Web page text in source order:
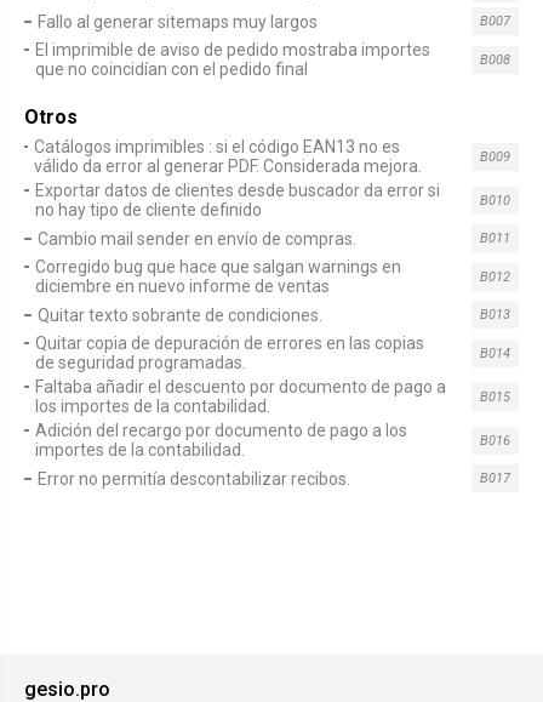
Fallo al generar sitemaps muy largos B007
El imprimible de aviso de pedido mostraba importes
que no coincidían con el pedido final
B008
Otros
Catálogos imprimibles : si el código EAN13 no es
válido da error al generar PDF. Considerada mejora.
B009
Exportar datos de clientes desde buscador da error si
no hay tipo de cliente definido
B010
Cambio mail sender en envío de compras. B011
Corregido bug que hace que salgan warnings en
diciembre en nuevo informe de ventas
B012
Quitar texto sobrante de condiciones. B013
Quitar copia de depuración de errores en las copias
de seguridad programadas.
B014
Faltaba añadir el descuento por documento de pago a
los importes de la contabilidad.
B015
Adición del recargo por documento de pago a los
importes de la contabilidad.
B016
Error no permitía descontabilizar recibos. B017
gesio.pro